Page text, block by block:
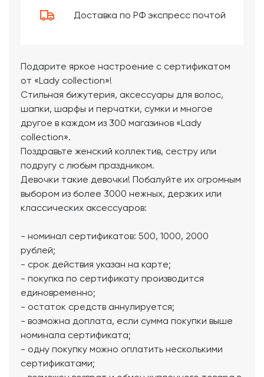
Доставка по РФ экспресс почтой
Подарите яркое настроение с сертификатом
от «Lady collection»!
Стильная бижутерия, аксессуары для волос,
шапки, шарфы и перчатки, сумки и многое
другое в каждом из 300 магазинов «Lady
collection».
Поздравьте женский коллектив, сестру или
подругу с любым праздником.
Девочки такие девочки! Побалуйте их огромным
выбором из более 3000 нежных, дерзких или
классических аксессуаров:
- номинал сертификатов: 500, 1000, 2000
рублей;
- срок действия указан на карте;
- покупка по сертификату производится
единовременно;
- остаток средств аннулируется;
- возможна доплата, если сумма покупки выше
номинала сертификата;
- одну покупку можно оплатить несколькими
сертификатами;